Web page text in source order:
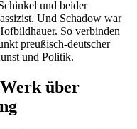
und beider
Und Schadow war
So verbinden
preußisch-deutscher
und Politik.
über